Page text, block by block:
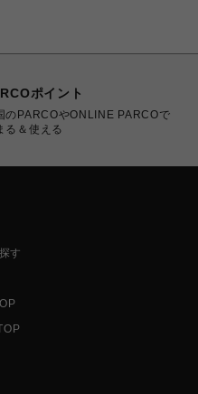
ポイント
のPARCOやONLINE PARCOで
る＆使える
す